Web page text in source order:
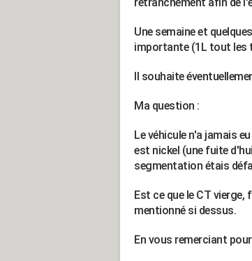
Une semaine et
importante (1L tout les
Il souhaite
Ma question :
Le véhicule n'a jamais
est nickel (une fuite
segmentation étais
Est ce que le CT
mentionné si dessus.
En vous remerciant